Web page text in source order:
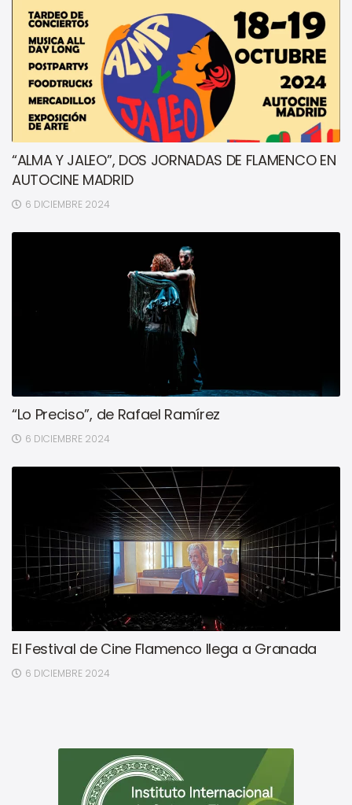
“ALMA Y JALEO”, DOS JORNADAS DE FLAMENCO EN
AUTOCINE MADRID
6 DICIEMBRE 2024
“Lo Preciso”, de Rafael Ramírez
6 DICIEMBRE 2024
El Festival de Cine Flamenco llega a Granada
6 DICIEMBRE 2024